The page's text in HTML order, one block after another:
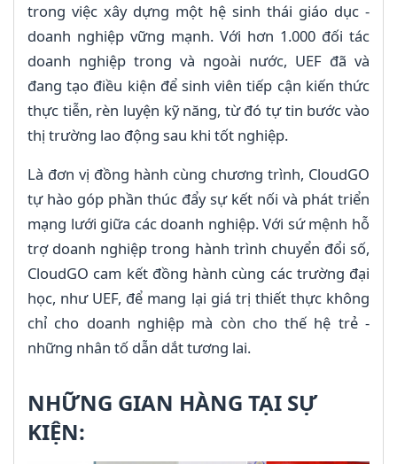
trong việc xây dựng một hệ sinh thái giáo dục -
doanh nghiệp vững mạnh. Với hơn 1.000 đối tác
doanh nghiệp trong và ngoài nước, UEF đã và
đang tạo điều kiện để sinh viên tiếp cận kiến thức
thực tiễn, rèn luyện kỹ năng, từ đó tự tin bước vào
thị trường lao động sau khi tốt nghiệp.
Là đơn vị đồng hành cùng chương trình, CloudGO
tự hào góp phần thúc đẩy sự kết nối và phát triển
mạng lưới giữa các doanh nghiệp. Với sứ mệnh hỗ
trợ doanh nghiệp trong hành trình chuyển đổi số,
CloudGO cam kết đồng hành cùng các trường đại
học, như UEF, để mang lại giá trị thiết thực không
chỉ cho doanh nghiệp mà còn cho thế hệ trẻ -
những nhân tố dẫn dắt tương lai.
NHỮNG GIAN HÀNG TẠI SỰ
KIỆN: